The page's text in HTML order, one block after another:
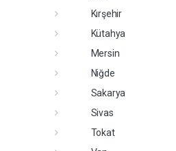
Kırşehir
Kütahya
Mersin
Niğde
Sakarya
Sivas
Tokat